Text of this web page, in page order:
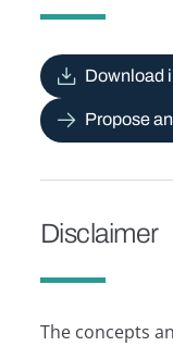
Download
Propose
Disclaimer
The concepts